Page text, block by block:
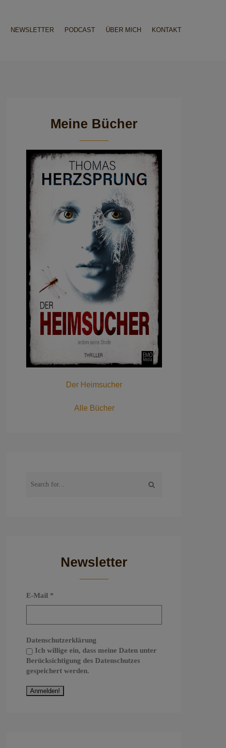
NEWSLETTER PODCAST ÜBER MICH KONTAKT
Meine Bücher
Der Heimsucher
Alle Bücher
Newsletter
E-Mail *
Datenschutzerklärung
Ich willige ein, dass meine Daten unter
Berücksichtigung des Datenschutzes
gespeichert werden.